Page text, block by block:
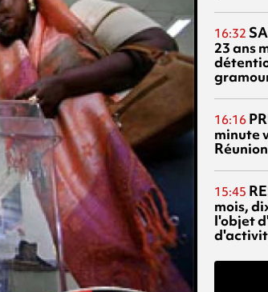
16:32
23 ans
16:16
minute
15:45
mois,
l'objet